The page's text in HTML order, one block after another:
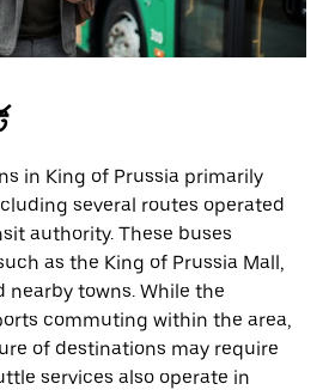
in King of Prussia primarily
several routes operated
authority. These buses
as the King of Prussia Mall,
nearby towns. While the
commuting within the area,
of destinations may require
services also operate in